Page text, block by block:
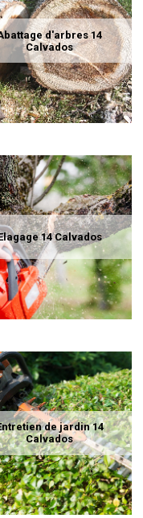
d'arbres 14
Calvados
14 Calvados
de jardin 14
Calvados